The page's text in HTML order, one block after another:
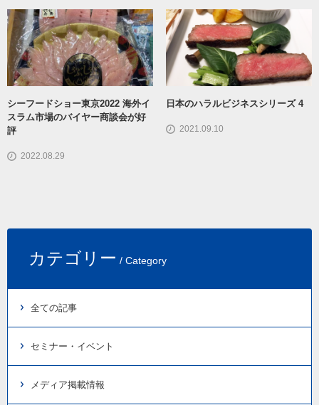
シーフードショー東京2022 海外イ
スラム市場のバイヤー商談会が好
評
2022.08.29
日本のハラルビジネスシリーズ 4
2021.09.10
カテゴリー / Category
全ての記事
セミナー・イベント
メディア掲載情報